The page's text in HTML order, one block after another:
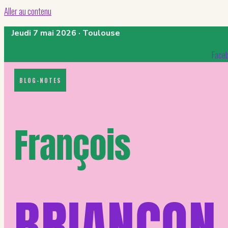
Aller au contenu
Jeudi 7 mai 2026 · Toulouse
BLOG-NOTES
François